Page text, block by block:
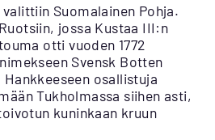
Suomalainen Pohja.
jossa Kustaa III:n
otti vuoden 1772
Svensk Botten
osallistuja
Tukholmassa siihen asti,
kuninkaan kruun